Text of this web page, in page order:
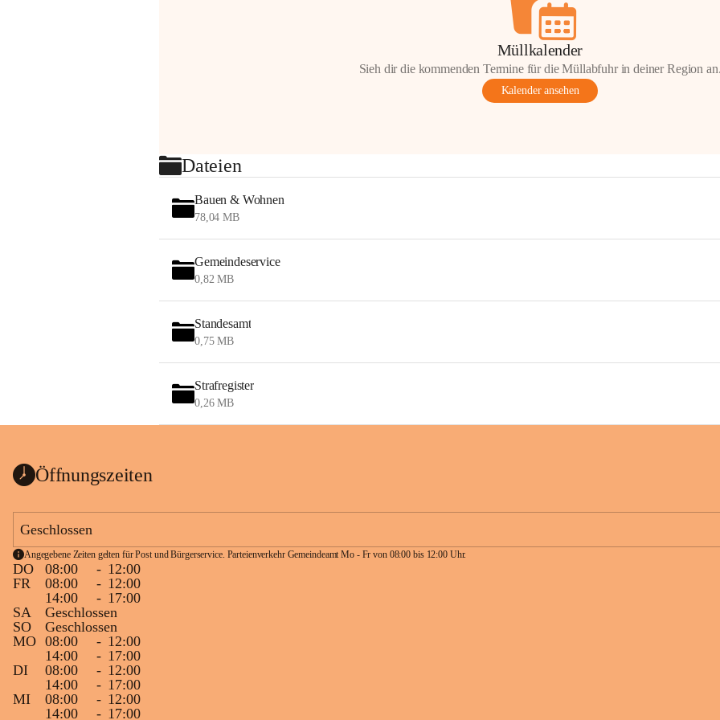
Müllkalender
Sieh dir die kommenden Termine für die Müllabfuhr in deiner Region
Kalender ansehen
Dateien
Bauen & Wohnen
78,04 MB
Gemeindeservice
0,82 MB
Standesamt
0,75 MB
Strafregister
0,26 MB
Öffnungszeiten
Geschlossen
Angegebene Zeiten gelten für Post und Bürgerservice. Parteienverkehr Gemeindeamt Mo - Fr von 08:00 bis 12:00 Uhr.
DO 08:00 - 12:00
FR
08:00 - 12:00
14:00
- 17:00
SA
Geschlossen
SO
Geschlossen
MO 08:00 - 12:00
14:00
- 17:00
DI
08:00 - 12:00
14:00
- 17:00
MI
08:00 - 12:00
14:00
- 17:00